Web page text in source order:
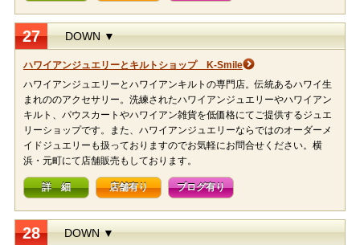
27 DOWN ▼
ハワイアンジュエリーとキルトショップ K-Smile
ハワイアンジュエリーとハワイアンキルトの専門店。伝統あるハワイ生
まれののアクセサリー。洗練されたハワイアンジュエリーやハワイアン
キルト、パウスカートやハワイアン雑貨を低価格にてご提供するジュエ
リーショップです。また、ハワイアンジュエリーならではのオーダーメ
イドジュエリーも扱っておりますのでお気軽にお問合せください。横
浜・元町にて店舗販売もしております。
詳 細 店舗有り ブログ有り
28 DOWN ▼